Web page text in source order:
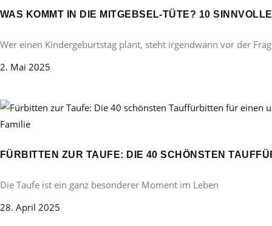
WAS KOMMT IN DIE MITGEBSEL-TÜTE? 10
Wer einen Kindergeburtstag plant, steht irgendwann vor der
2. Mai 2025
Familie
FÜRBITTEN ZUR TAUFE: DIE 40 SCHÖNSTEN
Die Taufe ist ein ganz besonderer Moment im Leben
28. April 2025